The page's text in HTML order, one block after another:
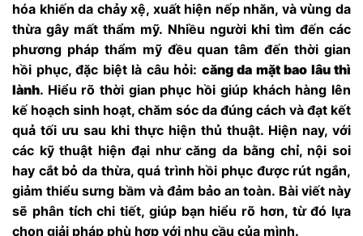
hóa khiến da chảy xệ, xuất hiện nếp nhăn, và vùng da
thừa gây mất thẩm mỹ. Nhiều người khi tìm đến các
phương pháp thẩm mỹ đều quan tâm đến thời gian
hồi phục, đặc biệt là câu hỏi: căng da mặt bao lâu thì
lành. Hiểu rõ thời gian phục hồi giúp khách hàng lên
kế hoạch sinh hoạt, chăm sóc da đúng cách và đạt kết
quả tối ưu sau khi thực hiện thủ thuật. Hiện nay, với
các kỹ thuật hiện đại như căng da bằng chỉ, nội soi
hay cắt bỏ da thừa, quá trình hồi phục được rút ngắn,
giảm thiểu sưng bầm và đảm bảo an toàn. Bài viết này
sẽ phân tích chi tiết, giúp bạn hiểu rõ hơn, từ đó lựa
chọn giải pháp phù hợp với nhu cầu của mình.